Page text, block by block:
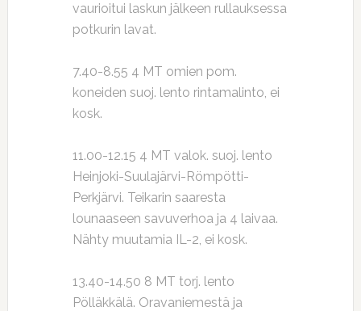
vaurioitui laskun jälkeen rullauksessa
potkurin lavat.
7.40-8.55 4 MT omien pom.
koneiden suoj. lento rintamalinto, ei
kosk.
11.00-12.15 4 MT valok. suoj. lento
Heinjoki-Suulajärvi-Römpötti-
Perkjärvi. Teikarin saaresta
lounaaseen savuverhoa ja 4 laivaa.
Nähty muutamia IL-2, ei kosk.
13.40-14.50 8 MT torj. lento
Pölläkkälä. Oravaniemestä ja